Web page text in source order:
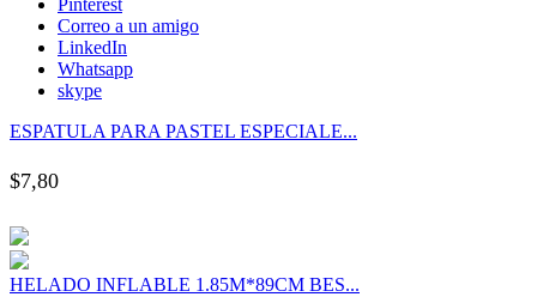
Pinterest
Correo a un amigo
LinkedIn
Whatsapp
skype
ESPATULA PARA PASTEL ESPECIALE...
$7,80
HELADO INFLABLE 1.85M*89CM BES...